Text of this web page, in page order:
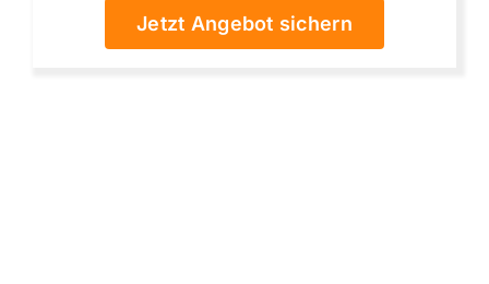
Jetzt Angebot sichern